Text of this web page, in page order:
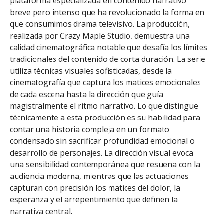
breve pero intenso que ha revolucionado la forma en
que consumimos drama televisivo. La producción,
realizada por Crazy Maple Studio, demuestra una
calidad cinematográfica notable que desafía los límites
tradicionales del contenido de corta duración. La serie
utiliza técnicas visuales sofisticadas, desde la
cinematografía que captura los matices emocionales
de cada escena hasta la dirección que guía
magistralmente el ritmo narrativo. Lo que distingue
técnicamente a esta producción es su habilidad para
contar una historia compleja en un formato
condensado sin sacrificar profundidad emocional o
desarrollo de personajes. La dirección visual evoca
una sensibilidad contemporánea que resuena con la
audiencia moderna, mientras que las actuaciones
capturan con precisión los matices del dolor, la
esperanza y el arrepentimiento que definen la
narrativa central.